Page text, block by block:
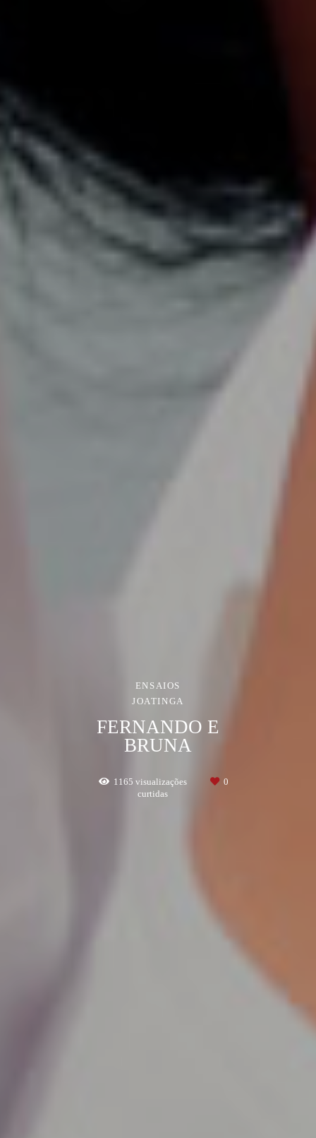
ENSAIOS
JOATINGA
FERNANDO E
BRUNA
1165 visualizações
0
curtidas